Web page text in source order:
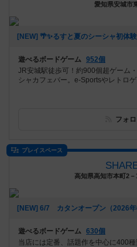
愛知県安城市
遊べるボードゲーム 952個
JR安城駅徒歩可！約900個超ゲーム
シャカフェバー。e-Sportsやレトロ
フォ
プレイスペース
高知県高知市本町2
[NEW] 6/7 カタンオープン（2026年
遊べるボードゲーム 630個
当店には定番、話題作を中心に400